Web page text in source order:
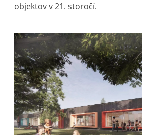
objektov v 21. storočí.